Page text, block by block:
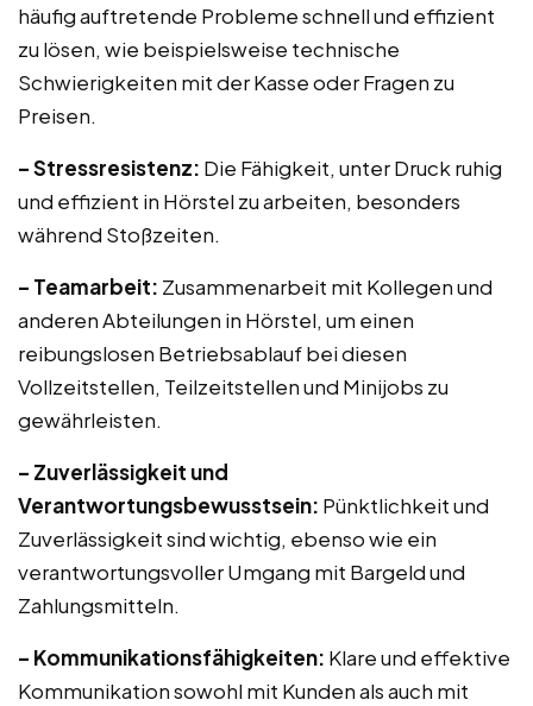
häufig auftretende Probleme schnell und effizient
zu lösen, wie beispielsweise technische
Schwierigkeiten mit der Kasse oder Fragen zu
Preisen.
– Stressresistenz: Die Fähigkeit, unter Druck ruhig
und effizient in Hörstel zu arbeiten, besonders
während Stoßzeiten.
– Teamarbeit: Zusammenarbeit mit Kollegen und
anderen Abteilungen in Hörstel, um einen
reibungslosen Betriebsablauf bei diesen
Vollzeitstellen, Teilzeitstellen und Minijobs zu
gewährleisten.
– Zuverlässigkeit und
Verantwortungsbewusstsein: Pünktlichkeit und
Zuverlässigkeit sind wichtig, ebenso wie ein
verantwortungsvoller Umgang mit Bargeld und
Zahlungsmitteln.
– Kommunikationsfähigkeiten: Klare und effektive
Kommunikation sowohl mit Kunden als auch mit